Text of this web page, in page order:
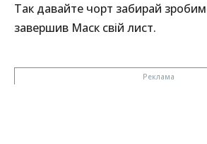
Так давайте чорт забирай
завершив Маск свій лист.